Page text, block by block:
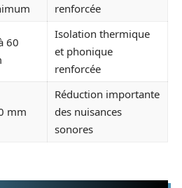
renforcée
60
Isolation thermique
et phonique
renforcée
mm
Réduction importante
des nuisances
sonores